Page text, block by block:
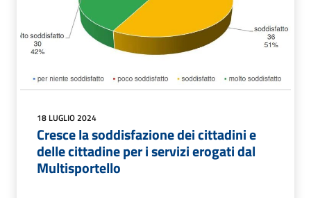
18 LUGLIO 2024
Cresce la soddisfazione dei cittadini e
delle cittadine per i servizi erogati dal
Multisportello